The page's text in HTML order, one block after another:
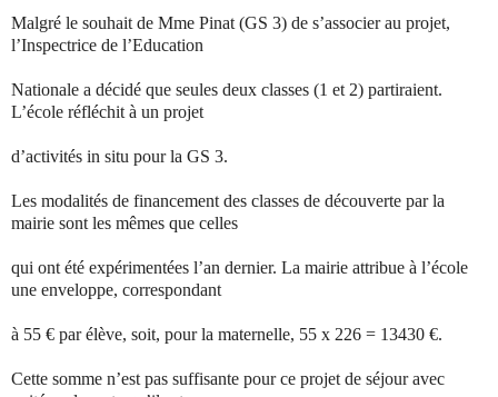
Malgré le souhait de Mme Pinat (GS 3) de s’associer au projet,
l’Inspectrice de l’Education
Nationale a décidé que seules deux classes (1 et 2) partiraient.
L’école réfléchit à un projet
d’activités in situ pour la GS 3.
Les modalités de financement des classes de découverte par la
mairie sont les mêmes que celles
qui ont été expérimentées l’an dernier. La mairie attribue à l’école
une enveloppe, correspondant
à 55 € par élève, soit, pour la maternelle, 55 x 226 = 13430 €.
Cette somme n’est pas suffisante pour ce projet de séjour avec